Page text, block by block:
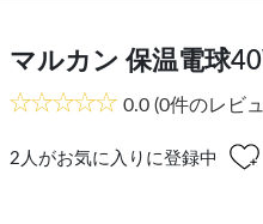
マルカン 保温電球
0.0 (0件のレビ
2 人がお気に入りに登録中